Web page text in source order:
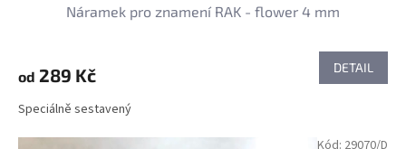
Náramek pro znamení RAK - flower 4 mm
od 289 Kč DETAIL
Speciálně sestavený